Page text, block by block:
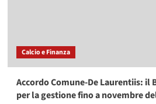
Calcio e Finanza
Accordo Comune-De Laurentiis: il
per la gestione fino a novembre